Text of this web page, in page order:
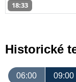
18:33
Historické
06:00 09:00